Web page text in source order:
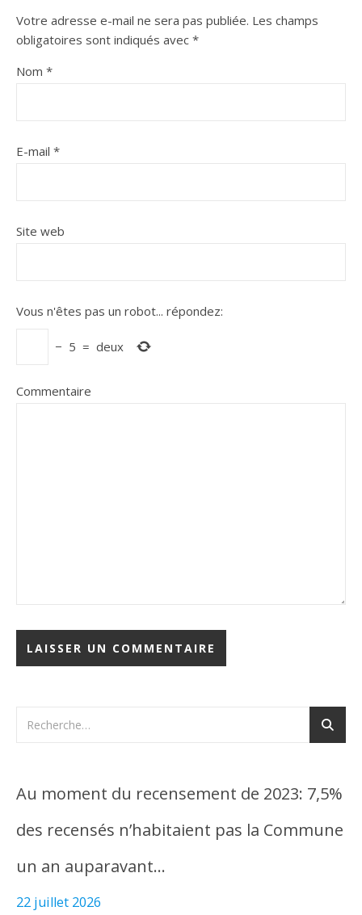
Votre adresse e-mail ne sera pas publiée. Les champs
obligatoires sont indiqués avec *
Nom *
E-mail *
Site web
Vous n'êtes pas un robot... répondez:
− 5 = deux
Commentaire
Au moment du recensement de 2023: 7,5%
des recensés n’habitaient pas la Commune
un an auparavant…
22 juillet 2026